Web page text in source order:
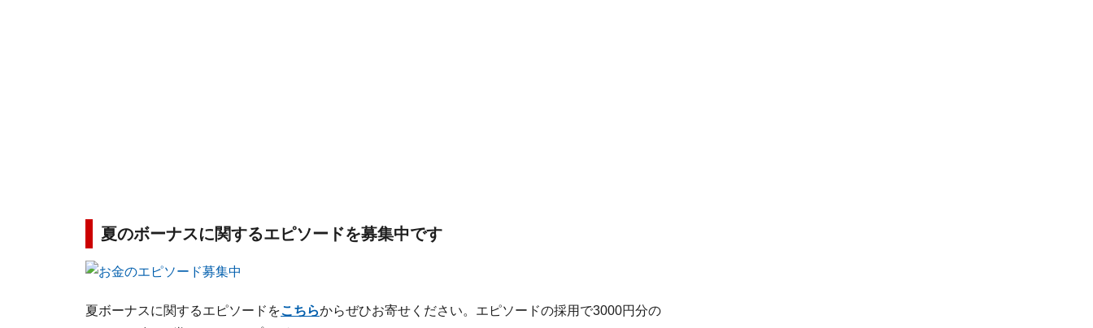
夏のボーナスに関するエピソードを募集中です
夏ボーナスに関するエピソードをこちらからぜひお寄せください。エピソードの採用で3000円分の